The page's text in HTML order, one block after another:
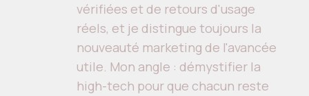
vérifiées et de retours d'usage
réels, et je distingue toujours la
nouveauté marketing de l'avancée
utile. Mon angle : démystifier la
high-tech pour que chacun reste